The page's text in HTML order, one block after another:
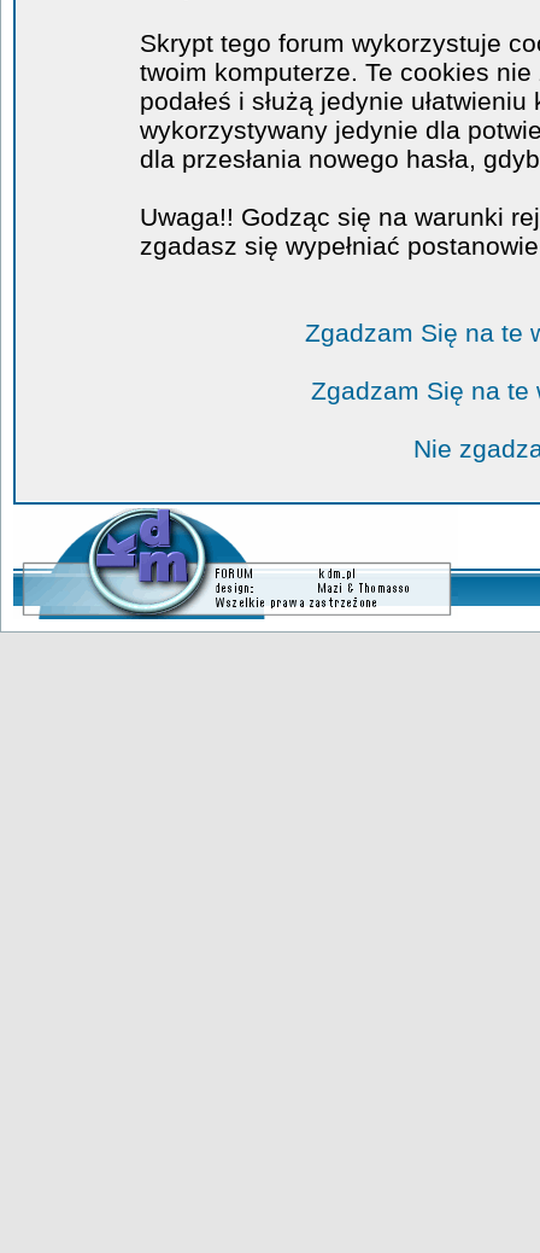
Skrypt tego forum wykorzystuje
twoim komputerze. Te cookies
podałeś i służą jedynie
wykorzystywany jedynie dla
dla przesłania nowego hasła,
Uwaga!! Godząc się na warunki
zgadasz się wypełniać
Zgadzam Się na te
Zgadzam Się na
Nie